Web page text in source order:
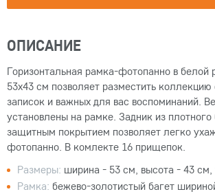
ОПИСАНИЕ
Горизонтальная рамка-фотопанно в белой
53х43 см позволяет разместить
записок и важных для вас воспоминаний.
установлены на рамке. Задник из плотного
защитным покрытием позволяет легко
фотопанно. В комлекте 16 прищепок.
Размеры: ширина - 53 см, высота - 43
Рамка: бежево-золотистый багет